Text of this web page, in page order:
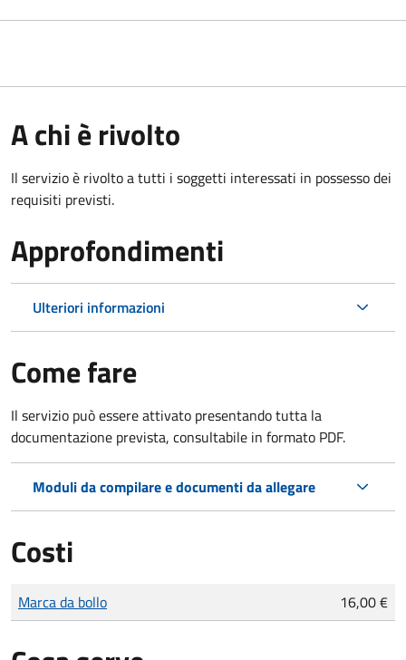
A chi è rivolto
Il servizio è rivolto a tutti i soggetti interessati in possesso dei
requisiti previsti.
Approfondimenti
Ulteriori informazioni
Come fare
Il servizio può essere attivato presentando tutta la
documentazione prevista, consultabile in formato PDF.
Moduli da compilare e documenti da allegare
Costi
Tipo di pagamento
Importo
Marca da bollo 16,00 €